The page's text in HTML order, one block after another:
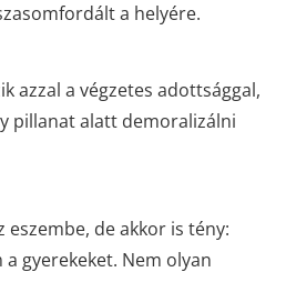
a helyére.
azzal a végzetes adottsággal,
pillanat alatt demoralizálni
eszembe, de akkor is tény:
gyerekeket. Nem olyan